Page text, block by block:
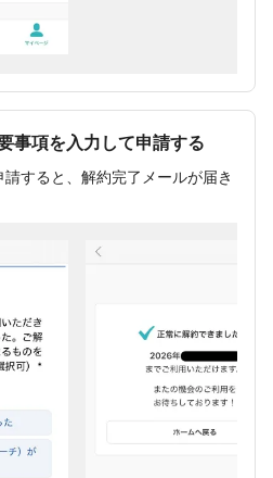
事項を入力して申請する
すると、解約完了メールが届き